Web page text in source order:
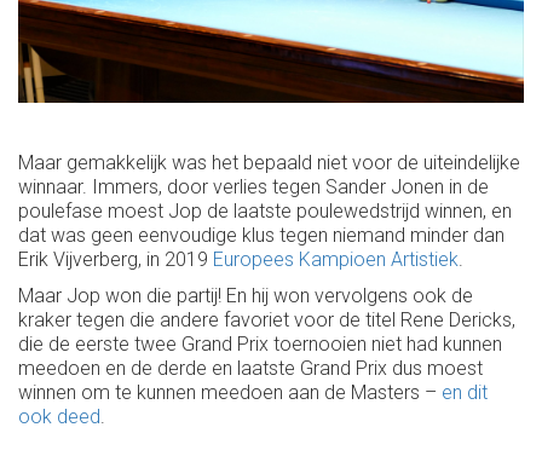
Maar gemakkelijk was het bepaald niet voor de uiteindelijke
winnaar. Immers, door verlies tegen Sander Jonen in de
poulefase moest Jop de laatste poulewedstrijd winnen, en
dat was geen eenvoudige klus tegen niemand minder dan
Erik Vijverberg, in 2019 Europees Kampioen Artistiek
Maar Jop won die partij! En hij won vervolgens ook de
kraker tegen die andere favoriet voor de titel Rene Dericks,
die de eerste twee Grand Prix toernooien niet had kunnen
meedoen en de derde en laatste Grand Prix dus moest
winnen om te kunnen meedoen aan de Masters – en dit
ook deed